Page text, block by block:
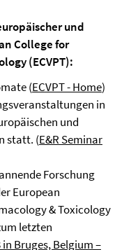
und
College for
(ECVPT):
(ECVPT - Home)
in
und
statt. (E&R Seminar
Forschung
European
& Toxicology
letzten
in Bruges, Belgium –